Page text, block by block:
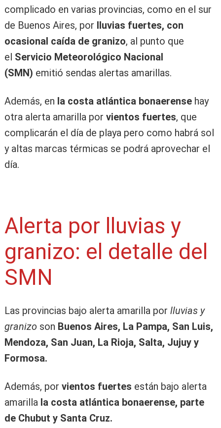
complicado en varias provincias, como en el sur
de Buenos Aires, por lluvias fuertes, con
ocasional caída de granizo, al punto que
el Servicio Meteorológico Nacional
(SMN) emitió sendas alertas amarillas.
Además, en la costa atlántica bonaerensehay
otra alerta amarilla por vientos fuertes, que
complicarán el día de playa pero como habrá sol
y altas marcas térmicas se podrá aprovechar el
día.
Alerta por lluvias y
granizo: el detalle del
SMN
Las provincias bajo alerta amarilla por lluvias y
granizoson Buenos Aires, La Pampa, San Luis,
Mendoza, San Juan, La Rioja, Salta, Jujuy y
Formosa.
Además, por vientos fuertes están bajo alerta
amarilla la costa atlántica bonaerense, parte
de Chubut y Santa Cruz.